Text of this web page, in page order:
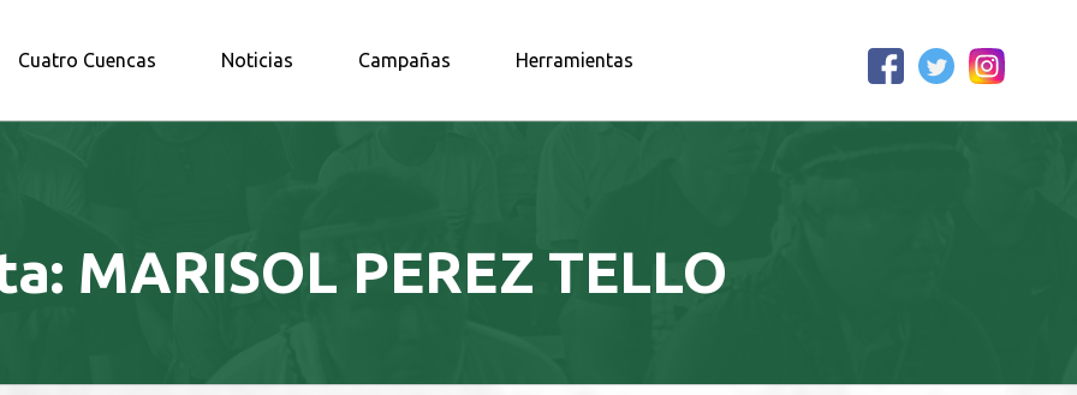
AMAZONÍA NORTE
Cuatro Cuencas Noticias Campañas Herramientas
MARISOL PEREZ TELLO